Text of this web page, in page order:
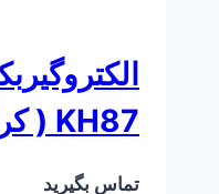
KH87 ( کرانویل پینیون )
تماس بگیرید